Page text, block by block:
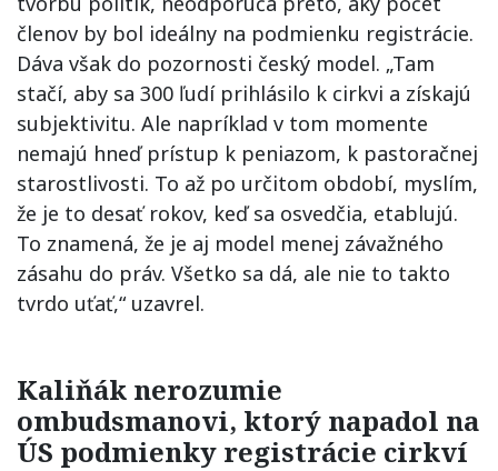
členov by bol ideálny na podmienku registrácie.
Dáva však do pozornosti český model. „Tam
stačí, aby sa 300 ľudí prihlásilo k cirkvi a získajú
subjektivitu. Ale napríklad v tom momente
nemajú hneď prístup k peniazom, k pastoračnej
starostlivosti. To až po určitom období, myslím,
že je to desať rokov, keď sa osvedčia, etablujú.
To znamená, že je aj model menej závažného
zásahu do práv. Všetko sa dá, ale nie to takto
tvrdo uťať,“ uzavrel.
Kaliňák nerozumie
ombudsmanovi, ktorý napadol na
ÚS podmienky registrácie cirkví